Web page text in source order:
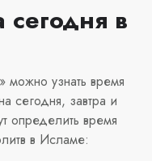
в
узнать время
сегодня, завтра и
определить время
в Исламе: